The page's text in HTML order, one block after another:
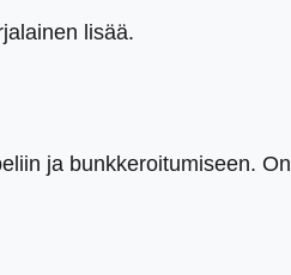
lisää.
ja bunkkeroitumiseen. On